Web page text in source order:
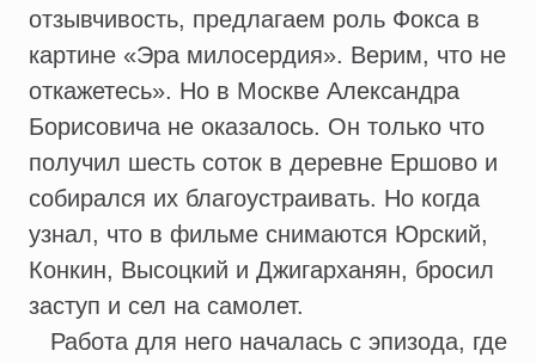
отзывчивость, предлагаем роль Фокса в
картине «Эра милосердия». Верим, что не
откажетесь». Но в Москве Александра
Борисовича не оказалось. Он только что
получил шесть соток в деревне Ершово и
собирался их благоустраивать. Но когда
узнал, что в фильме снимаются Юрский,
Конкин, Высоцкий и Джигарханян, бросил
заступ и сел на самолет.
Работа для него началась с эпизода, где